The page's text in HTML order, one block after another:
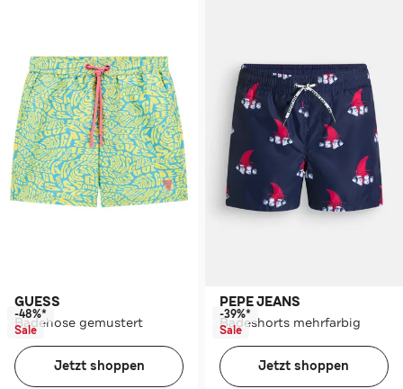
GUESS
Badehose gemustert
-48%*
Sale
Jetzt shoppen
PEPE JEANS
Badeshorts mehrfarbig
-39%*
Sale
Jetzt shoppen